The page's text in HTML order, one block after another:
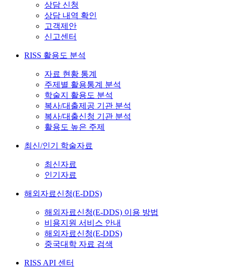
상담 신청
상담 내역 확인
고객제안
신고센터
RISS 활용도 분석
자료 현황 통계
주제별 활용통계 분석
학술지 활용도 분석
복사/대출제공 기관 분석
복사/대출신청 기관 분석
활용도 높은 주제
최신/인기 학술자료
최신자료
인기자료
해외자료신청(E-DDS)
해외자료신청(E-DDS) 이용 방법
비용지원 서비스 안내
해외자료신청(E-DDS)
중국대학 자료 검색
RISS API 센터